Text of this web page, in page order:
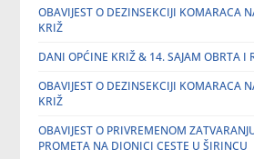
OBAVIJEST O DEZINSEKCIJI KOMARACA
KRIŽ
DANI OPĆINE KRIŽ & 14. SAJAM OBRTA I
OBAVIJEST O DEZINSEKCIJI KOMARACA
KRIŽ
OBAVIJEST O PRIVREMENOM
PROMETA NA DIONICI CESTE U ŠIRINCU